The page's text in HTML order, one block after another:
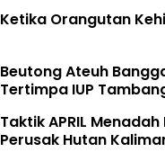
Ketika Orangutan
Beutong Ateuh
Tertimpa IUP
Taktik APRIL
Perusak Hutan